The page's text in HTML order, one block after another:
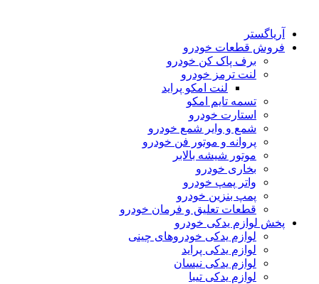
آریاگستر
فروش قطعات خودرو
برف پاک کن خودرو
لنت ترمز خودرو
لنت امکو پراید
تسمه تایم امکو
استارت خودرو
شمع و وایر شمع خودرو
پروانه و موتور فن خودرو
موتور شیشه بالابر
بخاری خودرو
واتر پمپ خودرو
پمپ بنزین خودرو
قطعات تعلیق و فرمان خودرو
پخش لوازم یدکی خودرو
لوازم یدکی خودروهای چینی
لوازم یدکی پراید
لوازم یدکی نیسان
لوازم یدکی تیبا